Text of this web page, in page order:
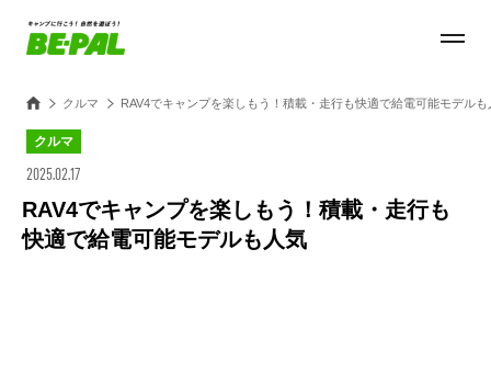
クルマ RAV4でキャンプを楽しもう！積載・走行も快適で給電可能モデルも
クルマ
2025.02.17
RAV4でキャンプを楽しもう！積載・走行も
快適で給電可能モデルも人気